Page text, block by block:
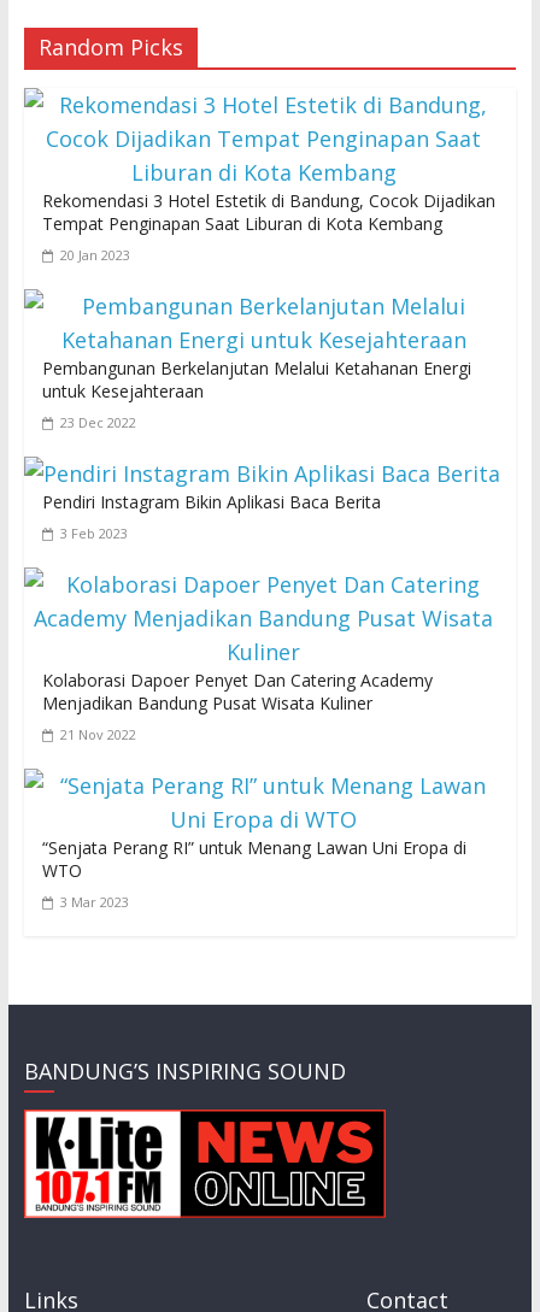
Random Picks
Rekomendasi 3 Hotel Estetik di Bandung, Cocok Dijadikan
Tempat Penginapan Saat Liburan di Kota Kembang
20 Jan 2023
Pembangunan Berkelanjutan Melalui Ketahanan Energi
untuk Kesejahteraan
23 Dec 2022
Pendiri Instagram Bikin Aplikasi Baca Berita
3 Feb 2023
Kolaborasi Dapoer Penyet Dan Catering Academy
Menjadikan Bandung Pusat Wisata Kuliner
21 Nov 2022
“Senjata Perang RI” untuk Menang Lawan Uni Eropa di
WTO
3 Mar 2023
BANDUNG’S INSPIRING SOUND
Links Contact